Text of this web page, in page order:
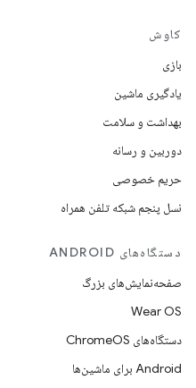
کاوش
بازی
یادگیری ماشین
بهداشت و سلامت
دوربین و رسانه
حریم خصوصی
نسل پنجم شبکه تلفن همراه
دستگاه‌های ANDROID
صفحه‌نمایش‌های بزرگ
Wear OS
دستگاه‌های ChromeOS
Android برای ماشین‌ها